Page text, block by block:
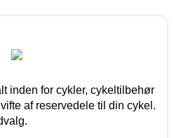
inden for cykler, cykeltilbehør
af reservedele til din cykel.